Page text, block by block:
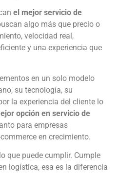
el mejor servicio de
algo más que precio o
velocidad real,
y una experiencia que
en un solo modelo
su tecnología, su
la experiencia del cliente lo
opción en servicio de
para empresas
en crecimiento.
que puede cumplir. Cumple
logística, esa es la diferencia